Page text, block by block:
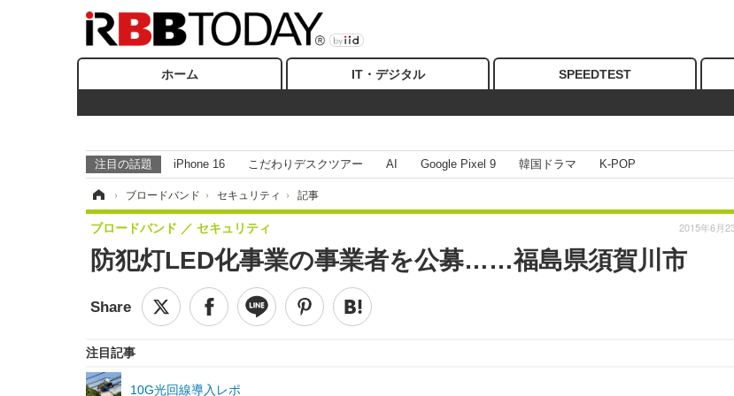
ホーム IT・デジタル SPEEDTEST
注目の話題 iPhone 16 こだわりデスクツアー AI Google Pixel 9 韓国ドラマ K-POP
› ブロードバンド › セキュリティ › 記事
防犯灯LED化事業の事業者を公募……福島県須賀川市
ブロードバンド セキュリティ 2015年6月
注目記事
10G光回線導入レポ